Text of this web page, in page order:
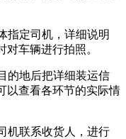
指定司机，详细说明
车辆进行拍照。
的地后把详细装运信
以查看各环节的实际情
机联系收货人，进行